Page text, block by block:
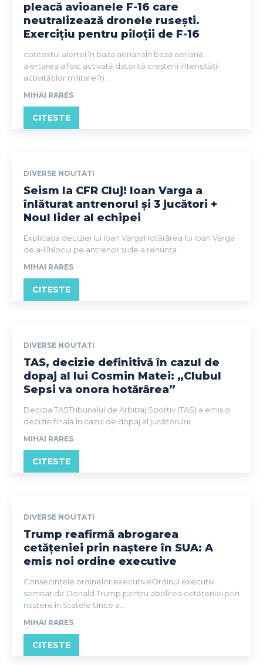
pleacă avioanele F-16 care
neutralizează dronele rusești.
Exercițiu pentru piloții de F-16
contextul alertei în baza aerianăÎn baza aeriană,
alertarea a fost activată datorită creșterii intensității
activităților militare în...
MIHAI RARES
CITESTE
DIVERSE NOUTATI
Seism la CFR Cluj! Ioan Varga a
înlăturat antrenorul și 3 jucători +
Noul lider al echipei
Explicația deciziei lui Ioan VargaHotărârea lui Ioan Varga
de a-l înlocui pe antrenor și de a renunța...
MIHAI RARES
CITESTE
DIVERSE NOUTATI
TAS, decizie definitivă în cazul de
dopaj al lui Cosmin Matei: „Clubul
Sepsi va onora hotărârea”
Decizia TASTribunalul de Arbitraj Sportiv (TAS) a emis o
decizie finală în cazul de dopaj al jucătorului...
MIHAI RARES
CITESTE
DIVERSE NOUTATI
Trump reafirmă abrogarea
cetățeniei prin naștere în SUA: A
emis noi ordine executive
Consecințele ordinelor executiveOrdinul executiv
semnat de Donald Trump pentru abolirea cetățeniei prin
naștere în Statele Unite a...
MIHAI RARES
CITESTE